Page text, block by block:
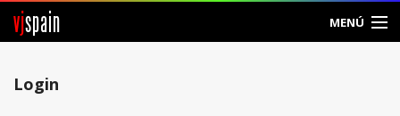
vjspain MENÚ
Login